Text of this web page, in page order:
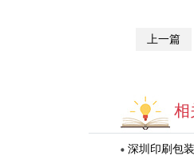
上一篇
相
深圳印刷包装